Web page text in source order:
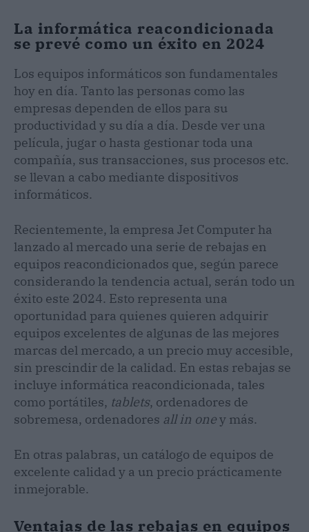
La informática reacondicionada
se prevé como un éxito en 2024
Los equipos informáticos son fundamentales
hoy en día. Tanto las personas como las
empresas dependen de ellos para su
productividad y su día a día. Desde ver una
película, jugar o hasta gestionar toda una
compañía, sus transacciones, sus procesos etc.
se llevan a cabo mediante dispositivos
informáticos.
Recientemente, la empresa Jet Computer ha
lanzado al mercado una serie de rebajas en
equipos reacondicionados que, según parece
considerando la tendencia actual, serán todo un
éxito este 2024. Esto representa una
oportunidad para quienes quieren adquirir
equipos excelentes de algunas de las mejores
marcas del mercado, a un precio muy accesible,
sin prescindir de la calidad. En estas rebajas se
incluye informática reacondicionada, tales
como portátiles, tablets, ordenadores de
sobremesa, ordenadores all in oney más.
En otras palabras, un catálogo de equipos de
excelente calidad y a un precio prácticamente
inmejorable.
Ventajas de las rebajas en equipos